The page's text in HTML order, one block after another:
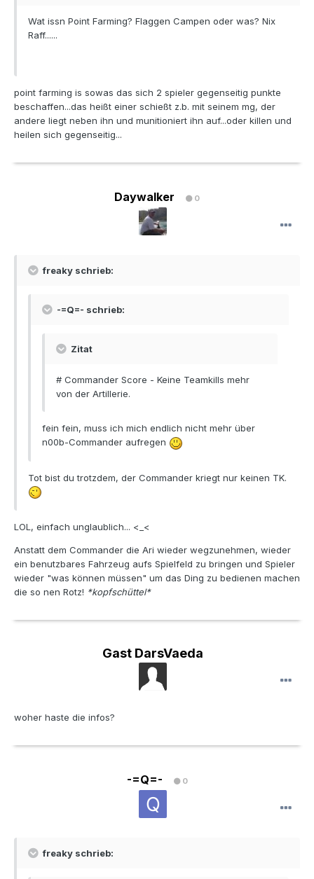
Wat issn Point Farming? Flaggen Campen oder was? Nix
Raff......
point farming is sowas das sich 2 spieler gegenseitig punkte
beschaffen...das heißt einer schießt z.b. mit seinem mg, der
andere liegt neben ihn und munitioniert ihn auf...oder killen und
heilen sich gegenseitig...
Daywalker 0
freaky schrieb:
-=Q=- schrieb:
Zitat
# Commander Score - Keine Teamkills mehr
von der Artillerie.
fein fein, muss ich mich endlich nicht mehr über
n00b-Commander aufregen
Tot bist du trotzdem, der Commander kriegt nur keinen TK.
LOL, einfach unglaublich... <_<
Anstatt dem Commander die Ari wieder wegzunehmen, wieder
ein benutzbares Fahrzeug aufs Spielfeld zu bringen und Spieler
wieder "was können müssen" um das Ding zu bedienen machen
die so nen Rotz! *kopfschüttel*
Gast DarsVaeda
woher haste die infos?
-=Q=- 0
freaky schrieb: